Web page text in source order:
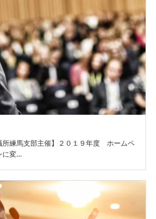
所練馬支部主催】２０１９年度 ホームペ
に変…